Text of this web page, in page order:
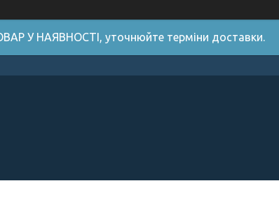
У НАЯВНОСТІ, уточнюйте терміни доставки.